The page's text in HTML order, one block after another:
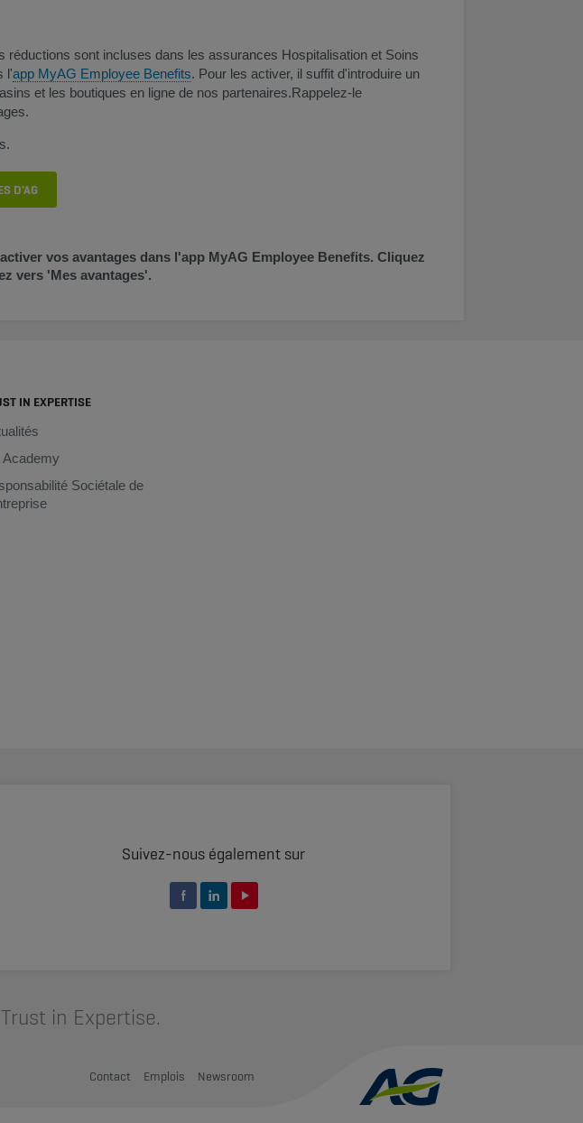
sont incluses dans les assurances Hospitalisation et Soins
l'app MyAG Employee Benefits​. Pour les activer, il suffit d'introduire un
et les boutiques en ligne de nos partenaires.​Rappelez-le
D'AG
vos avantages dans l'app MyAG Employee Benefits.​ Cliquez
vers 'Mes avantages'.​
IN EXPERTISE
Academy
Sociétale de
Suivez-nous également sur
in Expertise.
Contact Emplois Newsroom